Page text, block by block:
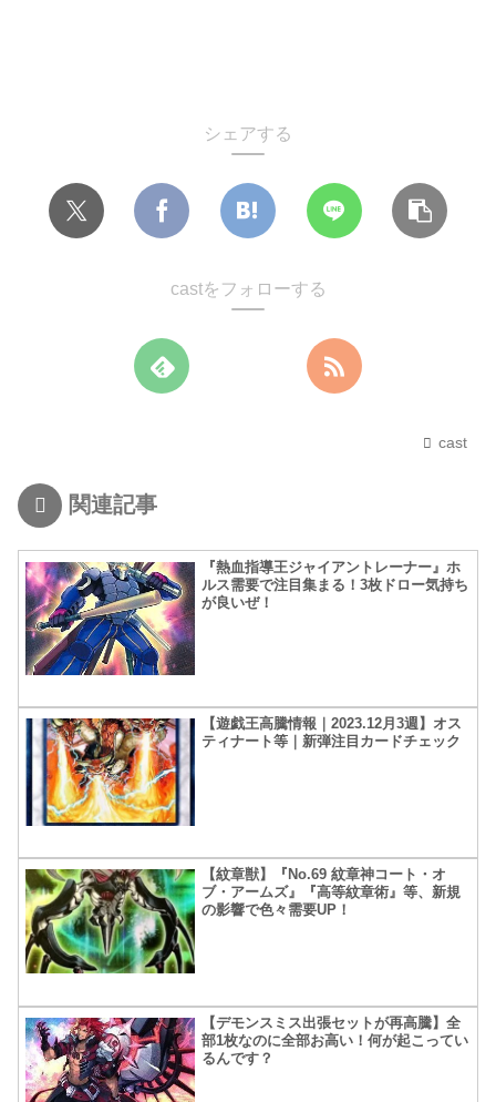
シェアする
castをフォローする
cast
関連記事
『熱血指導王ジャイアントレーナー』ホ
ルス需要で注目集まる！3枚ドロー気持ち
が良いぜ！
【遊戯王高騰情報｜2023.12月3週】オス
ティナート等｜新弾注目カードチェック
【紋章獣】『No.69 紋章神コート・オ
ブ・アームズ』『高等紋章術』等、新規
の影響で色々需要UP！
【デモンスミス出張セットが再高騰】全
部1枚なのに全部お高い！何が起こってい
るんです？